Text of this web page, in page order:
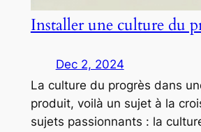
Installer une culture du
Dec 2, 2024
La culture du progrès dans
produit, voilà un sujet à la
sujets passionnants : la